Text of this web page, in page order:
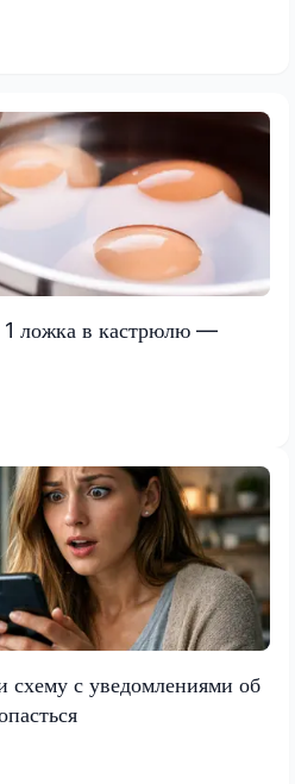
ложка в кастрюлю —
с уведомлениями об